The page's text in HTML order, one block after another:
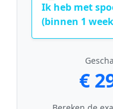
Ik heb met
(binnen 1
€